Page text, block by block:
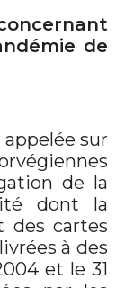
de
sur
de la
dont la
des cartes
à des
et le 31